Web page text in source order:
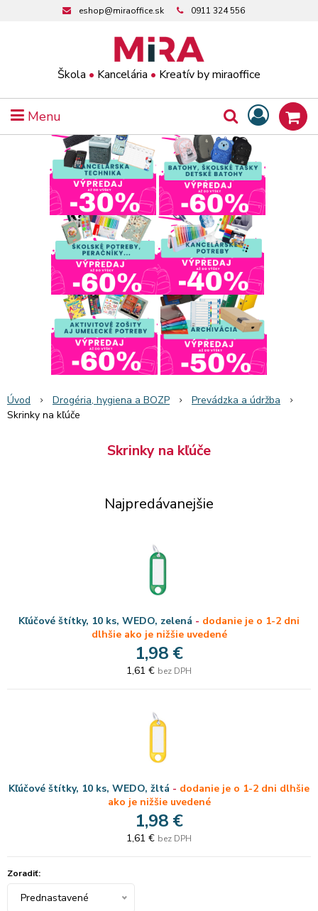
Škola • Kancelária • Kreatív by miraoffice
eshop@miraoffice.sk 0911 324 556
Menu
Úvod Drogéria, hygiena a BOZP
Prevádzka a údržba
Skrinky na kľúče
Skrinky na kľúče
Najpredávanejšie
Kľúčové štítky, 10 ks, WEDO, zelená - dodanie je o 1-2 dni
dlhšie ako je nižšie uvedené
1,98 €
1,61 € bez DPH
Kľúčové štítky, 10 ks, WEDO, žltá - dodanie je o 1-2 dni dlhšie
ako je nižšie uvedené
1,98 €
1,61 € bez DPH
Zoradiť:
Prednastavené